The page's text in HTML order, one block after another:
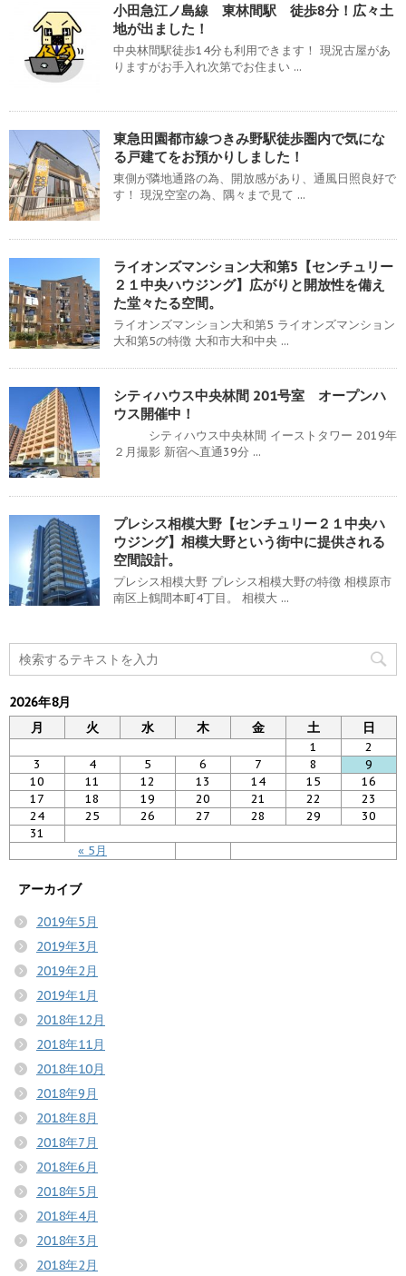
小田急江ノ島線 東林間駅 徒歩8分！広々土
地が出ました！
中央林間駅徒歩14分も利用できます！ 現況古屋があ
りますがお手入れ次第でお住まい ...
東急田園都市線つきみ野駅徒歩圏内で気にな
る戸建てをお預かりしました！
東側が隣地通路の為、開放感があり、通風日照良好で
す！ 現況空室の為、隅々まで見て ...
ライオンズマンション大和第5【センチュリー
２１中央ハウジング】広がりと開放性を備え
た堂々たる空間。
ライオンズマンション大和第5 ライオンズマンション
大和第5の特徴 大和市大和中央 ...
シティハウス中央林間 201号室 オープンハ
ウス開催中！
シティハウス中央林間 イーストタワー 2019年
２月撮影 新宿へ直通39分 ...
プレシス相模大野【センチュリー２１中央ハ
ウジング】相模大野という街中に提供される
空間設計。
プレシス相模大野 プレシス相模大野の特徴 相模原市
南区上鶴間本町4丁目。 相模大 ...
2026年8月
月
火 水 木 金 土 日
« 5月
1
2
3
4 5 6 7 8
9
10
11 12 13 14 15
16
17
18 19 20 21 22
23
24
25 26 27 28 29
30
31
アーカイブ
2019年5月
2019年3月
2019年2月
2019年1月
2018年12月
2018年11月
2018年10月
2018年9月
2018年8月
2018年7月
2018年6月
2018年5月
2018年4月
2018年3月
2018年2月